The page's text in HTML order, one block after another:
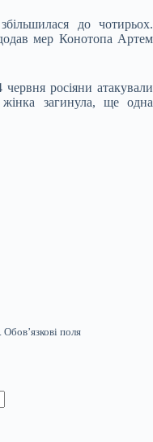
до чотирьох.
мер Конотопа Артем
росіяни атакували
загинула, ще одна
Обов’язкові поля